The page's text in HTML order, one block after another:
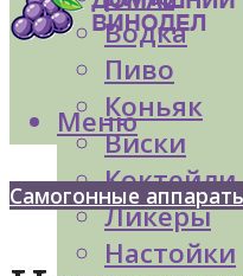
Водка
Пиво
Коньяк
Виски
Коктейли
Ликеры
Настойки
Меню
Самогонные